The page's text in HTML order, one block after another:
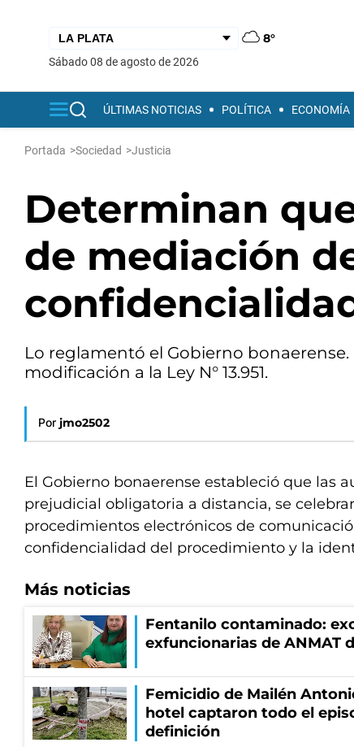
8°
sábado 08 de agosto de 2026
ÚLTIMAS NOTICIAS POLÍTICA ECONOMÍA
Portada >Sociedad >Justicia
Determinan
de mediación
Lo reglamentó el Gobierno
modificación a la Ley N° 13.951.
Por jmo2502
El Gobierno bonaerense estableció que las
prejudicial obligatoria a distancia, se
procedimientos electrónicos de
confidencialidad del procedimiento y la
Más noticias
Fentanilo contaminado:
exfuncionarias de ANMAT
Femicidio de Mailén
hotel captaron todo el
definición